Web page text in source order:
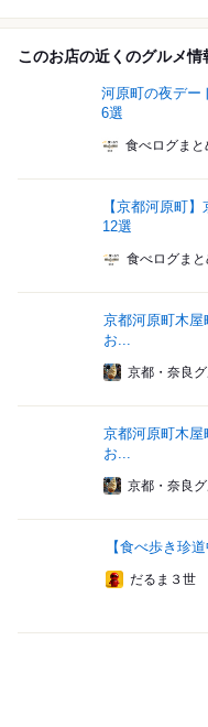
このお店の近くのグルメ情
河原町の夜デー
6選
食べログま
【京都河原町
12選
食べログま
京都河原町木
お...
京都・奈良グ
京都河原町木
お...
京都・奈良グ
【食べ歩き珍
だるま３世